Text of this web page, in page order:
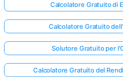
Calcolatore Gratuito di
Calcolatore Gratuito
Solutore Gratuito per
Calcolatore Gratuito del